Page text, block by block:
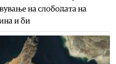
на слободата на
и би